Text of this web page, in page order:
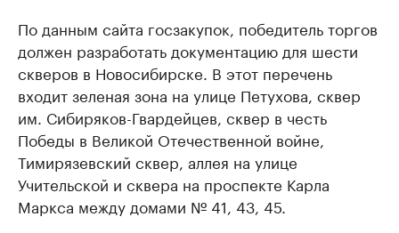
По данным сайта госзакупок, победитель торгов
должен разработать документацию для шести
скверов в Новосибирске. В этот перечень
входит зеленая зона на улице Петухова, сквер
им. Сибиряков-Гвардейцев, сквер в честь
Победы в Великой Отечественной войне,
Тимирязевский сквер, аллея на улице
Учительской и сквера на проспекте Карла
Маркса между домами № 41, 43, 45.